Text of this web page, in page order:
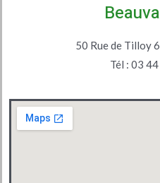
50 Rue de Tilloy
Tél : 03